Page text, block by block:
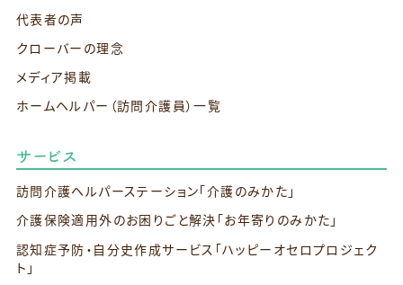
代表者の声
クローバーの理念
メディア掲載
ホームヘルパー（訪問介護員）一覧
サービス
訪問介護ヘルパーステーション「介護のみかた」
介護保険適用外のお困りごと解決 「お年寄りのみかた」
認知症予防・自分史作成サービス 「ハッピーオセロプロジェク
ト」